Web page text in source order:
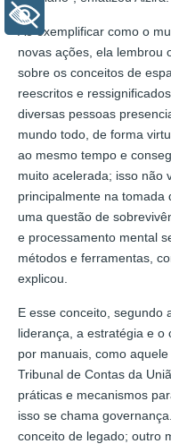
Ao exemplificar como o
novas ações, ela lembrou
sobre os conceitos de
reescritos e
diversas pessoas
mundo todo, de forma
ao mesmo tempo e
muito acelerada; isso não
principalmente na tomada
uma questão de
e processamento mental
métodos e ferramentas,
explicou.
E esse conceito, segundo
liderança, a estratégia e
por manuais, como
Tribunal de Contas da
práticas e mecanismos
isso se chama
conceito de legado; outro